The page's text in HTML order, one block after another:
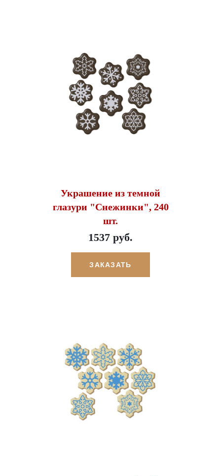
Украшение из темной
глазури "Снежинки", 240
шт.
1537 руб.
ЗАКАЗАТЬ